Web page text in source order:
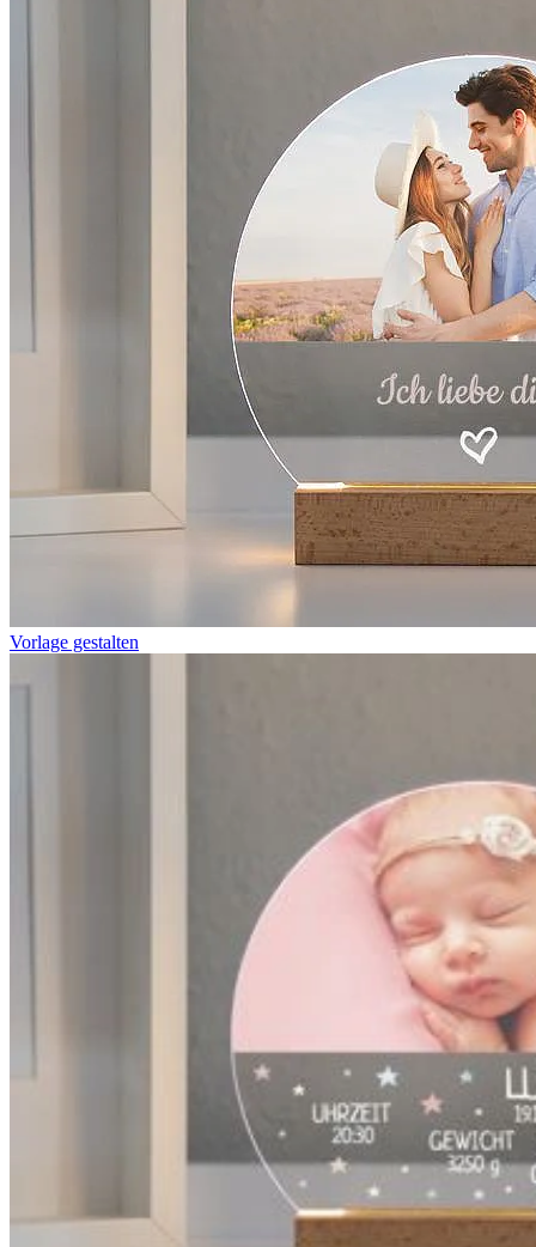
Vorlage gestalten